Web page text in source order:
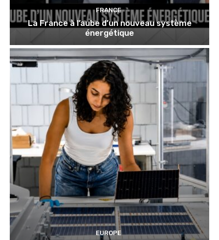
FRANCE
La France à l’aube d’un nouveau système
énergétique
EUROPE